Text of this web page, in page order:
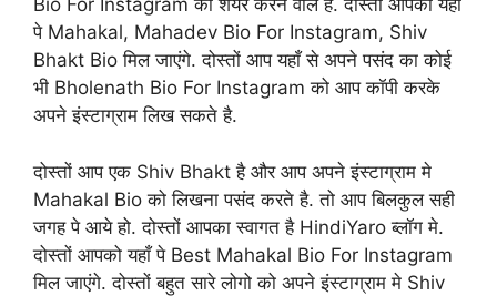
Bio For Instagram को शेयर करने वाले है. दोस्तों आपको यहाँ
पे Mahakal, Mahadev Bio For Instagram, Shiv
Bhakt Bio मिल जाएंगे. दोस्तों आप यहाँ से अपने पसंद का कोई
भी Bholenath Bio For Instagram को आप कॉपी करके
अपने इंस्टाग्राम लिख सकते है.
दोस्तों आप एक Shiv Bhakt है और आप अपने इंस्टाग्राम मे
Mahakal Bio को लिखना पसंद करते है. तो आप बिलकुल सही
जगह पे आये हो. दोस्तों आपका स्वागत है HindiYaro ब्लॉग मे.
दोस्तों आपको यहाँ पे Best Mahakal Bio For Instagram
मिल जाएंगे. दोस्तों बहुत सारे लोगो को अपने इंस्टाग्राम मे Shiv